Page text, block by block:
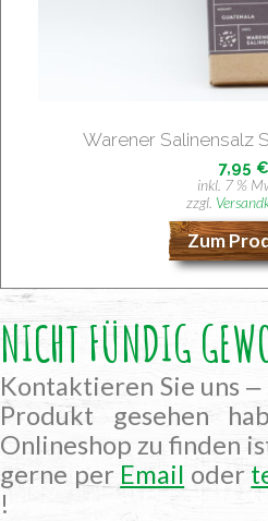
Ware­n­er Sali­nen­salz
7,95 €
inkl. 7 %
zzgl.
Zum
NICHT FÜNDIG
Kontaktieren Sie uns
Produkt gesehen
Onlineshop zu finden
gerne per Email oder
!